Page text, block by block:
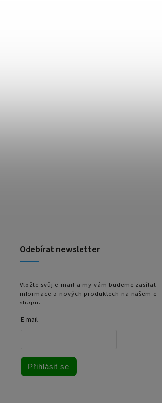
Odebírat newsletter
Vložte svůj e-mail a my vám budeme zasílat
informace o nových produktech na našem e-
shopu.
E-mail
Přihlásit se